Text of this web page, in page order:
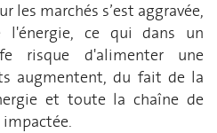
les marchés s’est aggravée,
ce qui dans un
risque d'alimenter une
augmentent, du fait de la
et toute la chaîne de